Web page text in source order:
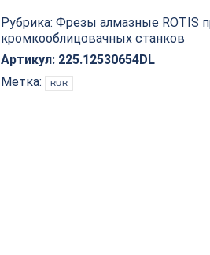
для
кромкооблицовачных
станков
D=125x30x65
Рубрика:Фрезы алмазные ROTIS
кромкооблицовачных станков
Артикул: 225.12530654DL
Метка:
RUR